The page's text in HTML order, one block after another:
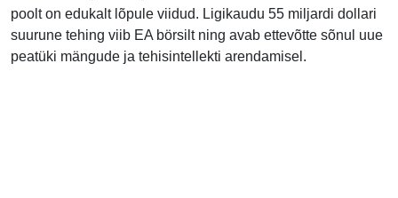
poolt on edukalt lõpule viidud. Ligikaudu 55 miljardi dollari
suurune tehing viib EA börsilt ning avab ettevõtte sõnul uue
peatüki mängude ja tehisintellekti arendamisel.